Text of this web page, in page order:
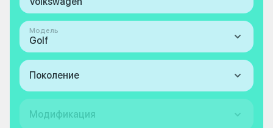
Модель
Golf
Поколение
Модификация